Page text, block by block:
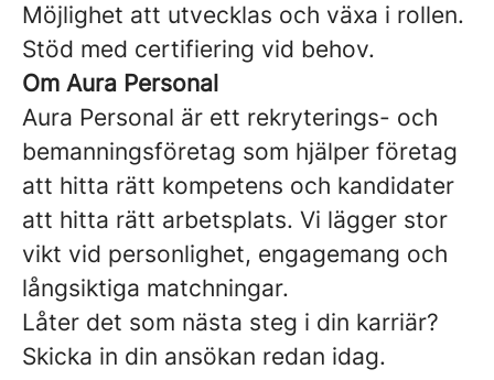
Möjlighet att utvecklas och växa i rollen.
Stöd med certifiering vid behov.
Om Aura Personal
Aura Personal är ett rekryterings- och
bemanningsföretag som hjälper företag
att hitta rätt kompetens och kandidater
att hitta rätt arbetsplats. Vi lägger stor
vikt vid personlighet, engagemang och
långsiktiga matchningar.
Låter det som nästa steg i din karriär?
Skicka in din ansökan redan idag.